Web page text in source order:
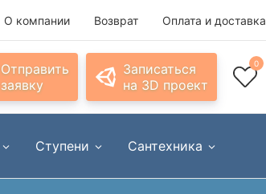
О компании Возврат Оплата и доставка
Отправить
заявку
Записаться
на 3D проект
0
Ступени Сантехника